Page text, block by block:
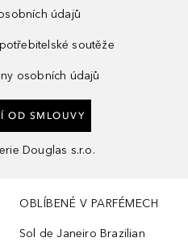
údajů
soutěže
osobních údajů
OD SMLOUVY
Douglas s.r.o.
OBLÍBENÉ V PARFÉMECH
Sol de Janeiro Brazilian